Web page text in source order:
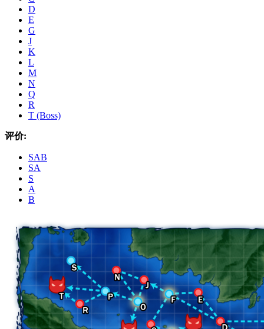
D
E
G
J
K
L
M
N
Q
R
T (Boss)
评价:
SAB
SA
S
A
B